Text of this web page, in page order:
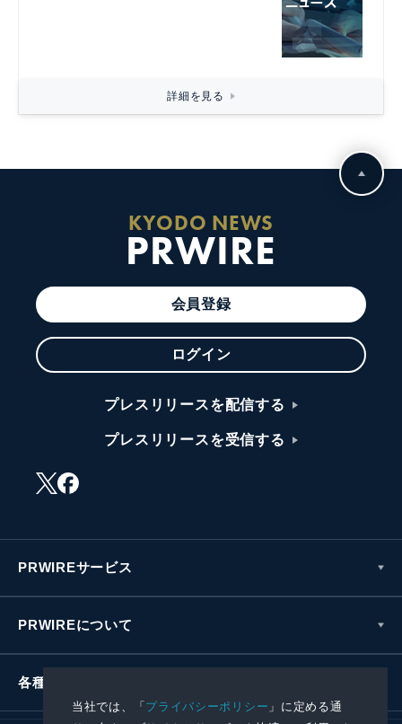
当社では、「プライバシーポリシー 」に定める通
詳細を見る
KYODO NEWS
PRWIRE
会員登録
ログイン
プレスリリースを配信する
プレスリリースを受信する
PRWIREサービス
PRWIREについて
各種お問い合わせ